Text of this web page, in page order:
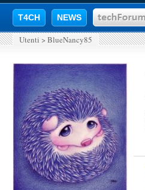
T4CH NEWS
Utenti > BlueNancy85